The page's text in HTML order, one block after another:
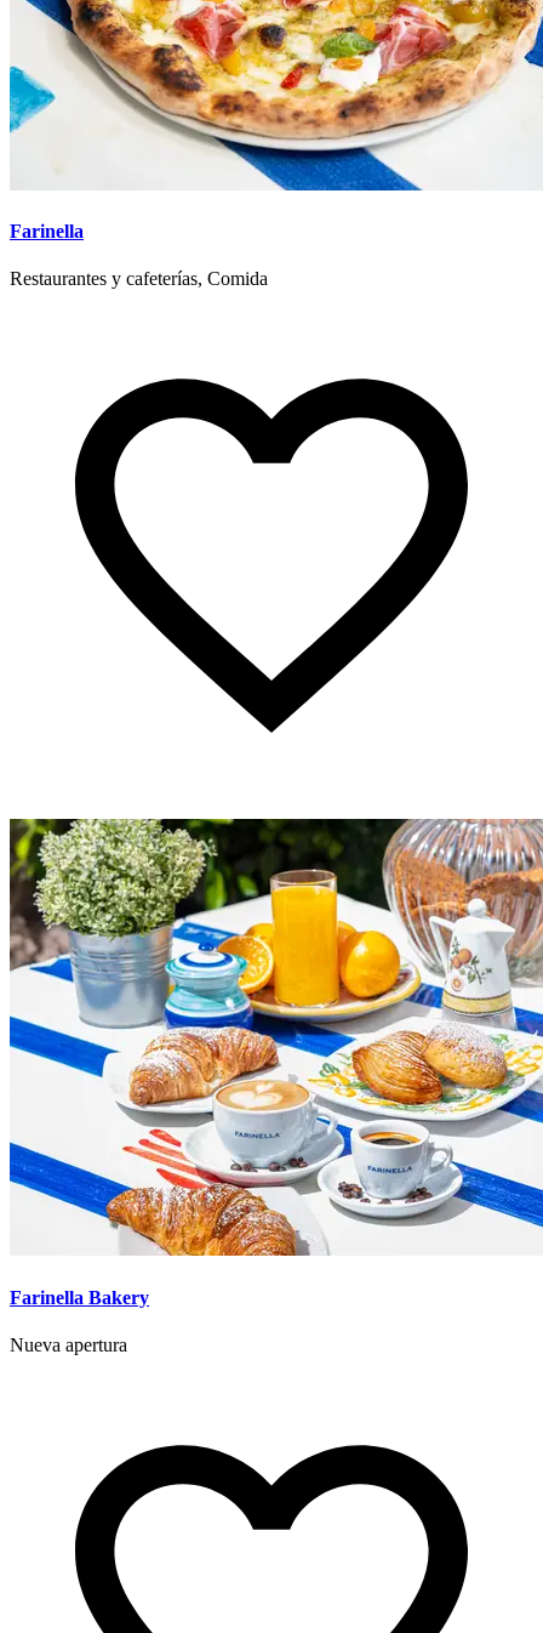
Farinella
Restaurantes y cafeterías, Comida
Farinella Bakery
Nueva apertura